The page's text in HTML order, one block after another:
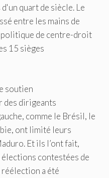
quart de siècle. Le
entre les mains de
politique de centre-droit
15 sièges
des dirigeants
comme le Brésil, le
ont limité leurs
Et ils l’ont fait,
contestées de
réélection a été